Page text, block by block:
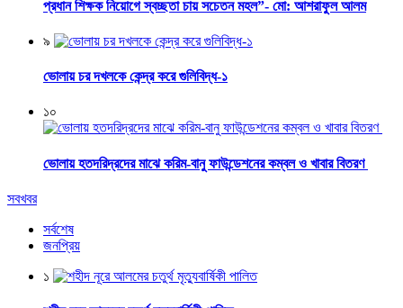
প্রধান শিক্ষক নিয়োগে স্বচ্ছতা চায় সচেতন মহল”- মো: আশরাফুল আলম
৯
ভোলায় চর দখলকে কেন্দ্র করে গুলিবিদ্ধ-১
১০
ভোলায় হতদরিদ্রদের মাঝে করিম-বানু ফাউন্ডেশনের কম্বল ও খাবার বিতরণ
সবখবর
সর্বশেষ
জনপ্রিয়
১